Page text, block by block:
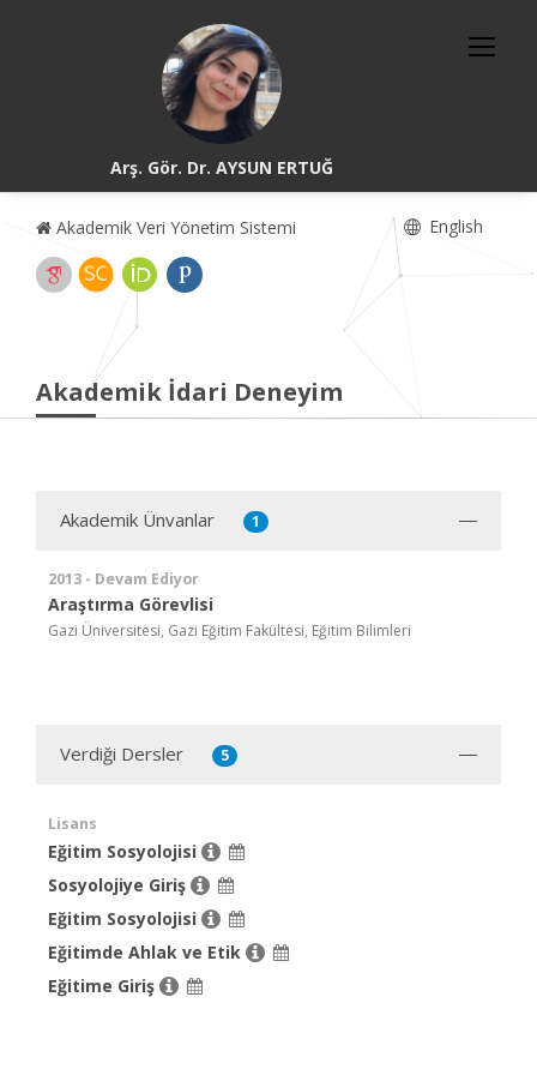
Arş. Gör. Dr. AYSUN ERTUĞ
Akademik Veri Yönetim Sistemi English
Akademik İdari Deneyim
Akademik Ünvanlar 1
2013 - Devam Ediyor
Araştırma Görevlisi
Gazi Üniversitesi, Gazi Eğitim Fakültesi, Eğitim Bilimleri
Verdiği Dersler 5
Lisans
Eğitim Sosyolojisi
Sosyolojiye Giriş
Eğitim Sosyolojisi
Eğitimde Ahlak ve Etik
Eğitime Giriş